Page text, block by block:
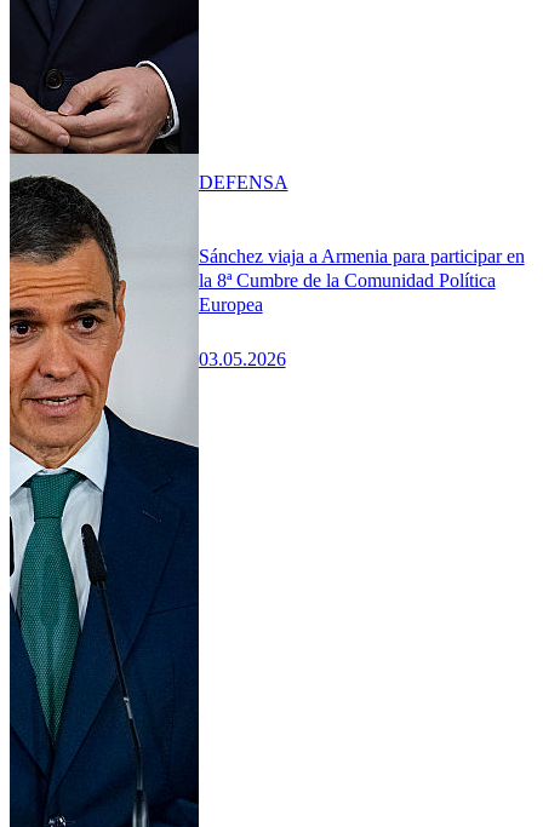
Sánchez viaja a Armenia para participar en
la 8ª Cumbre de la Comunidad Política
Europea
03.05.2026
DEFENSA